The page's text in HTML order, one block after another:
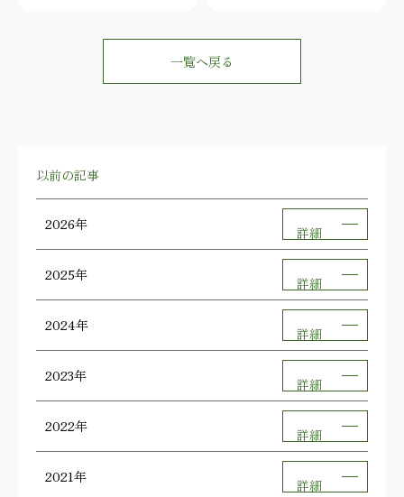
一覧へ戻る
以前の記事
2026年 詳細
2025年 詳細
2024年 詳細
2023年 詳細
2022年 詳細
2021年 詳細